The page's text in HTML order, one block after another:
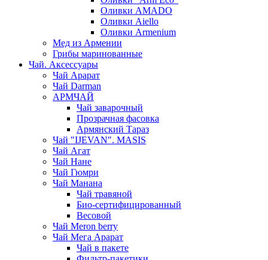
Оливки AMADO
Оливки Aiello
Оливки Armenium
Мед из Армении
Грибы маринованные
Чай. Аксессуары
Чай Арарат
Чай Darman
АРМЧАЙ
Чай заварочный
Прозрачная фасовка
Армянский Тараз
Чай "IJEVAN". MASIS
Чай Агат
Чай Нане
Чай Гюмри
Чай Манана
Чай травяной
Био-сертифицированный
Весовой
Чай Meron berry
Чай Мега Арарат
Чай в пакете